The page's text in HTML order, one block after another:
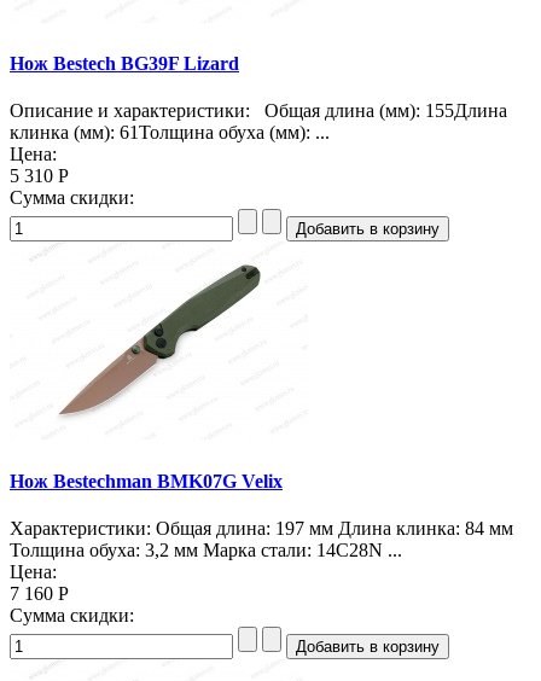
Нож Bestech BG39F Lizard
Описание и характеристики: Общая длина (мм): 155Длина
клинка (мм): 61Толщина обуха (мм): ...
Цена:
5 310 Р
Сумма скидки:
Нож Bestechman BMK07G Velix
Характеристики: Общая длина: 197 мм Длина клинка: 84 мм
Толщина обуха: 3,2 мм Марка стали: 14C28N ...
Цена:
7 160 Р
Сумма скидки: